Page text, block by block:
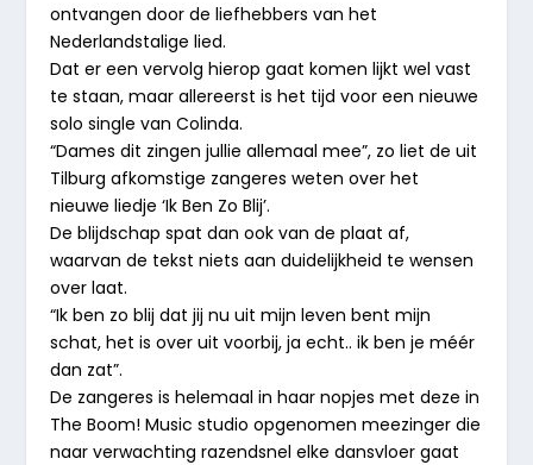
ontvangen door de liefhebbers van het
Nederlandstalige lied.
Dat er een vervolg hierop gaat komen lijkt wel vast
te staan, maar allereerst is het tijd voor een nieuwe
solo single van Colinda.
“Dames dit zingen jullie allemaal mee”, zo liet de uit
Tilburg afkomstige zangeres weten over het
nieuwe liedje ‘Ik Ben Zo Blij’.
De blijdschap spat dan ook van de plaat af,
waarvan de tekst niets aan duidelijkheid te wensen
over laat.
“Ik ben zo blij dat jij nu uit mijn leven bent mijn
schat, het is over uit voorbij, ja echt.. ik ben je méér
dan zat”.
De zangeres is helemaal in haar nopjes met deze in
The Boom! Music studio opgenomen meezinger die
naar verwachting razendsnel elke dansvloer gaat